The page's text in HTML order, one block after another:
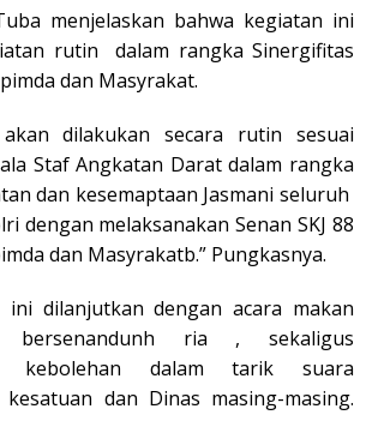
menjelaskan bahwa kegiatan ini
rutin dalam rangka Sinergifitas
dan Masyrakat.
dilakukan secara rutin sesuai
Staf Angkatan Darat dalam rangka
dan kesemaptaan Jasmani seluruh
dengan melaksanakan Senan SKJ 88
dan Masyrakatb.” Pungkasnya.
ini dilanjutkan dengan acara makan
bersenandunh ria , sekaligus
kebolehan dalam tarik suara
dan Dinas masing-masing.